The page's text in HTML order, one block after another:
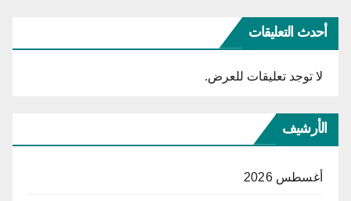
أحدث التعليقات
لا توجد تعليقات للعرض.
الأرشيف
أغسطس 2026